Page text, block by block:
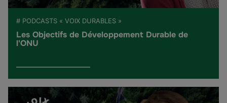
# PODCASTS « VOIX DURABLES »
Les Objectifs de Développement Durable de
l'ONU